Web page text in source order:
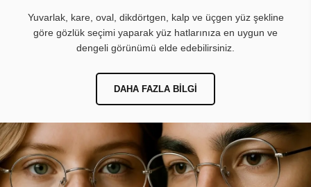
Yuvarlak, kare, oval, dikdörtgen, kalp ve üçgen yüz şekline
göre gözlük seçimi yaparak yüz hatlarınıza en uygun ve
dengeli görünümü elde edebilirsiniz.
DAHA FAZLA BILGI